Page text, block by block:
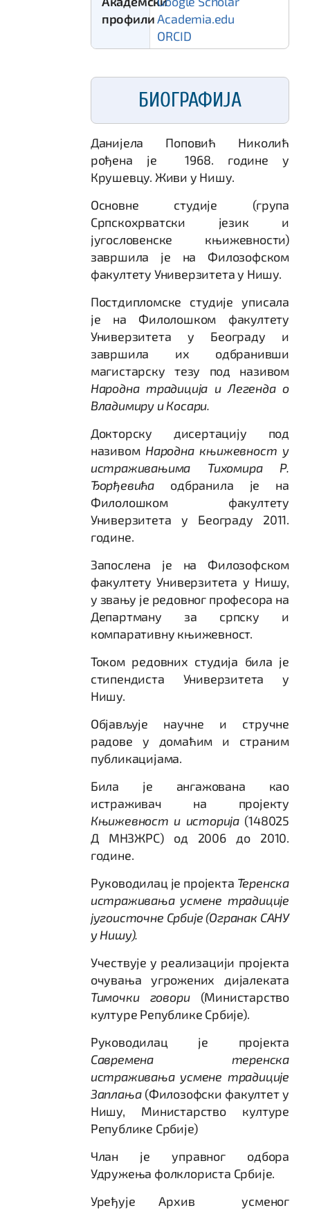
профилиAcademia.edu
ORCID
БИОГРАФИЈА
Данијела Поповић Николић
рођена је 1968. године у
Крушевцу. Живи у Нишу.
Основне студије (група
Српскохрватски језик и
југословенске књижевности)
завршила је на Филозофском
факултету Универзитета у Нишу.
Постдипломске студије уписала
је на Филолошком факултету
Универзитета у Београду и
завршила их одбранивши
магистарску тезу под називом
Народна традиција и Легенда о
Владимиру и Косари.
Докторску дисертацију под
називом Народна књижевност у
истраживањима Тихомира Р.
Ђорђевићаодбранила је на
Филолошком факултету
Универзитета у Београду 2011.
године.
Запослена је на Филозофском
факултету Универзитета у Нишу,
у звању је редовног професора на
Департману за српску и
компаративну књижевност.
Током редовних студија била је
стипендиста Универзитета у
Нишу.
Објављује научне и стручне
радове у домаћим и страним
публикацијама.
Била је ангажована као
истраживач на пројекту
Књижевност и историја(148025
Д МНЗЖРС) од 2006 до 2010.
године.
Руководилац је пројекта Теренска
истраживања усмене традиције
југоисточне Србије(Огранак САНУ
у Нишу).
Учествује у реализацији пројекта
очувања угрожених дијалеката
Тимочки говори (Министарство
културе Републике Србије).
Руководилац је пројекта
Савремена теренска
истраживања усмене традиције
Заплања(Филозофски факултет у
Нишу, Министарство културе
Републике Србије)
Члан је управног одбора
Удружења фолклориста Србије.
Уређује Aрхив усменог